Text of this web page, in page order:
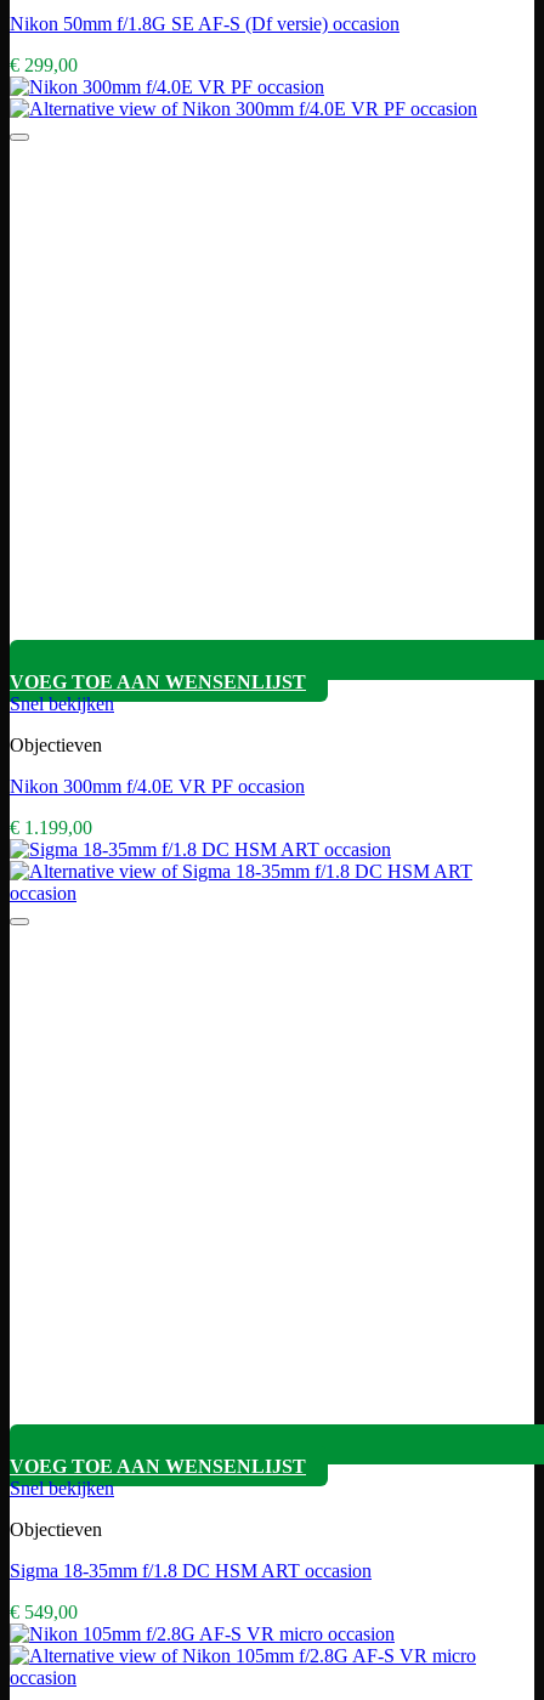
Nikon 50mm f/1.8G SE AF-S (Df versie) occasion
€ 299,00
VOEG TOE AAN WENSENLIJST
Snel bekijken
Objectieven
Nikon 300mm f/4.0E VR PF occasion
€ 1.199,00
VOEG TOE AAN WENSENLIJST
Snel bekijken
Objectieven
Sigma 18-35mm f/1.8 DC HSM ART occasion
€ 549,00